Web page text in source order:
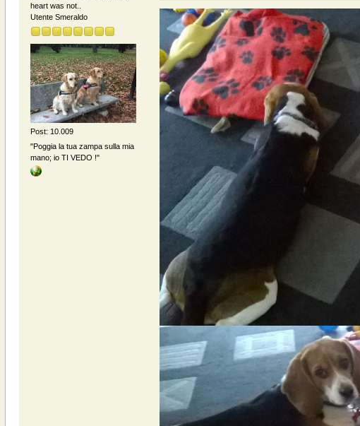
heart was not..
Utente Smeraldo
Post: 10.009
"Poggia la tua zampa sulla mia
mano; io TI VEDO !"